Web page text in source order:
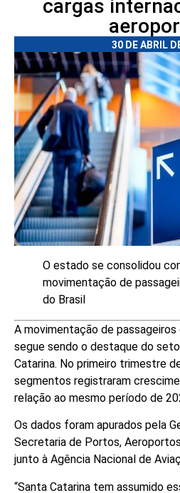
cargas
30 DE ABRIL
O estado se consolidou
movimentação de
do Brasil
A movimentação de
segue sendo o destaque do
Catarina. No primeiro trimestre
segmentos registraram
relação ao mesmo período de
Os dados foram apurados pela
Secretaria de Portos,
junto à Agência Nacional de
“Santa Catarina tem assumido